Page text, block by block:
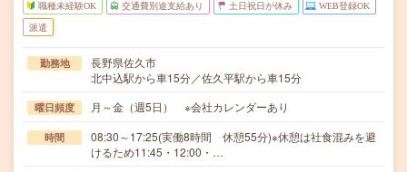
職種未経験OK 交通費別途支給あり 土日祝日が休み WEB登録OK
派遣
勤務地
長野県佐久市
北中込駅から車15分／佐久平駅から車15分
曜日頻度 月～金（週5日） ※会社カレンダーあり
時間
08:30～17:25(実働8時間 休憩55分)※休憩は社食混みを避
けるため11:45・12:00・…